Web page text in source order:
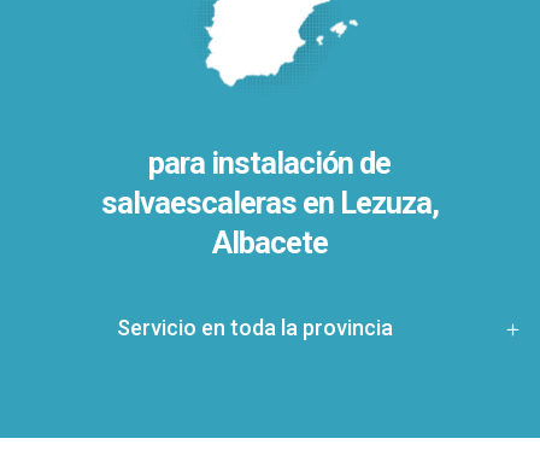
para instalación de
salvaescaleras en Lezuza,
Albacete
Servicio en toda la provincia